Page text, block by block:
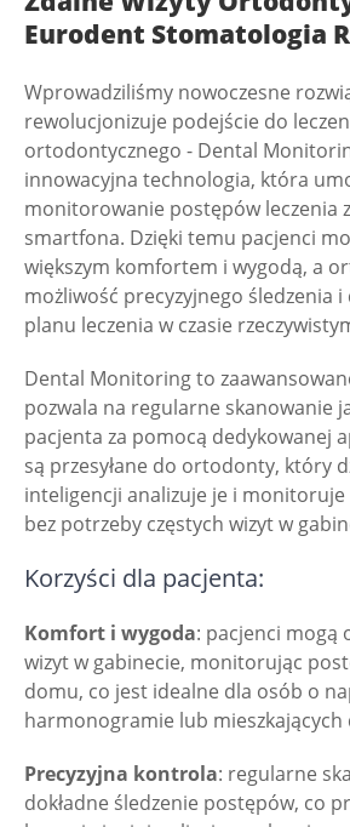
Eurodent Stomatologia
Wprowadziliśmy nowoczesne
rewolucjonizuje podejście do
ortodontycznego - Dental
innowacyjna technologia, która
monitorowanie postępów leczenia
smartfona. Dzięki temu pacjenci
większym komfortem i wygodą, a
możliwość precyzyjnego śledzenia
planu leczenia w czasie
Dental Monitoring to
pozwala na regularne skanowanie
pacjenta za pomocą dedykowanej
są przesyłane do ortodonty, który
inteligencji analizuje je i monitoruje
bez potrzeby częstych wizyt w
Korzyści dla pacjenta:
Komfort i wygoda: pacjenci mogą
wizyt w gabinecie, monitorując
domu, co jest idealne dla osób o
harmonogramie lub mieszkających
Precyzyjna kontrola: regularne
dokładne śledzenie postępów, co